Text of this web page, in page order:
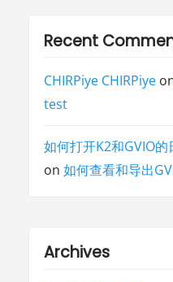
Recent
CHIRPiye CHIRPiye
test
如何打开K2和GVIO
on 如何查看和导出
Archives